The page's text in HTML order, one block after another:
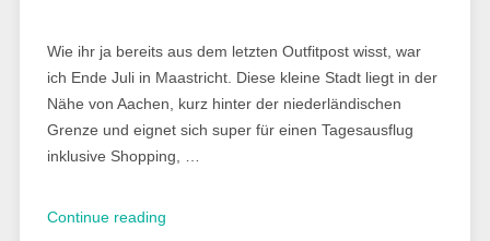
Wie ihr ja bereits aus dem letzten Outfitpost wisst, war
ich Ende Juli in Maastricht. Diese kleine Stadt liegt in der
Nähe von Aachen, kurz hinter der niederländischen
Grenze und eignet sich super für einen Tagesausflug
inklusive Shopping, …
Continue reading„Travel: